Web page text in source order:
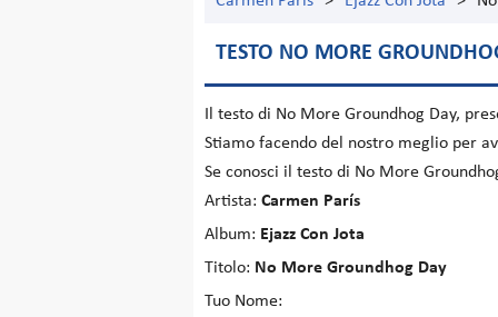
TESTO NO MORE
Il testo di No More Groundhog Day,
Stiamo facendo del nostro meglio per
Se conosci il testo di No More
Artista: Carmen París
Album: Ejazz Con Jota
Titolo: No More Groundhog Day
Tuo Nome: